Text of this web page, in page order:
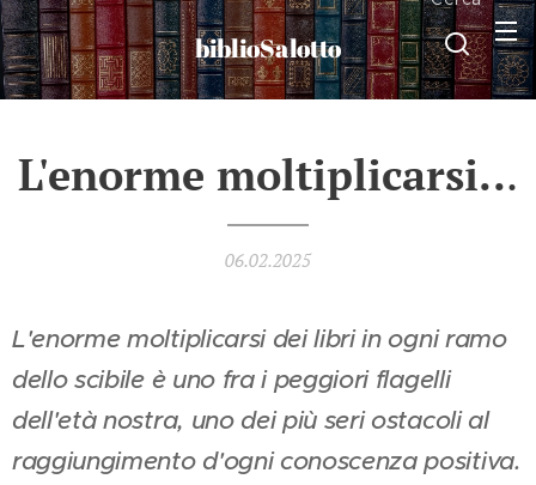
biblioSalotto
L'enorme moltiplicarsi...
06.02.2025
L'enorme moltiplicarsi dei libri in ogni ramo
dello scibile è uno fra i peggiori flagelli
dell'età nostra, uno dei più seri ostacoli al
raggiungimento d'ogni conoscenza positiva.